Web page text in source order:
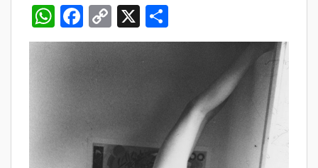
W
h
at
A
p
F
ac
e
b
o
k
C
o
n
k
X
h